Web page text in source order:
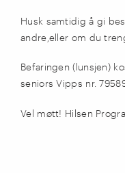
Husk samtidig å gi
andre eller om du
Befaringen(lunsjen)
seniors Vipps nr.
Vel møtt! Hilsen P